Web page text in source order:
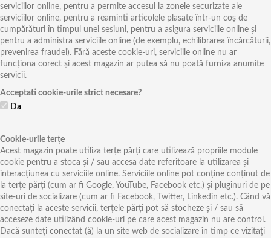
serviciilor online, pentru a permite accesul la zonele securizate ale
serviciilor online, pentru a reaminti articolele plasate într-un coș de
cumpărături în timpul unei sesiuni, pentru a asigura serviciile online și
pentru a administra serviciile online (de exemplu, echilibrarea încărcăturii,
prevenirea fraudei). Fără aceste cookie-uri, serviciile online nu ar
funcționa corect și acest magazin ar putea să nu poată furniza anumite
servicii.
Acceptati cookie-urile strict necesare?
Da
Cookie-urile terțe
Acest magazin poate utiliza terțe părți care utilizează propriile module
cookie pentru a stoca și / sau accesa date referitoare la utilizarea și
interacțiunea cu serviciile online. Serviciile online pot conține conținut de
la terțe părți (cum ar fi Google, YouTube, Facebook etc.) și pluginuri de pe
site-uri de socializare (cum ar fi Facebook, Twitter, Linkedin etc.). Când vă
conectați la aceste servicii, terțele părți pot să stocheze și / sau să
acceseze date utilizând cookie-uri pe care acest magazin nu are control.
Dacă sunteți conectat (ă) la un site web de socializare în timp ce vizitați